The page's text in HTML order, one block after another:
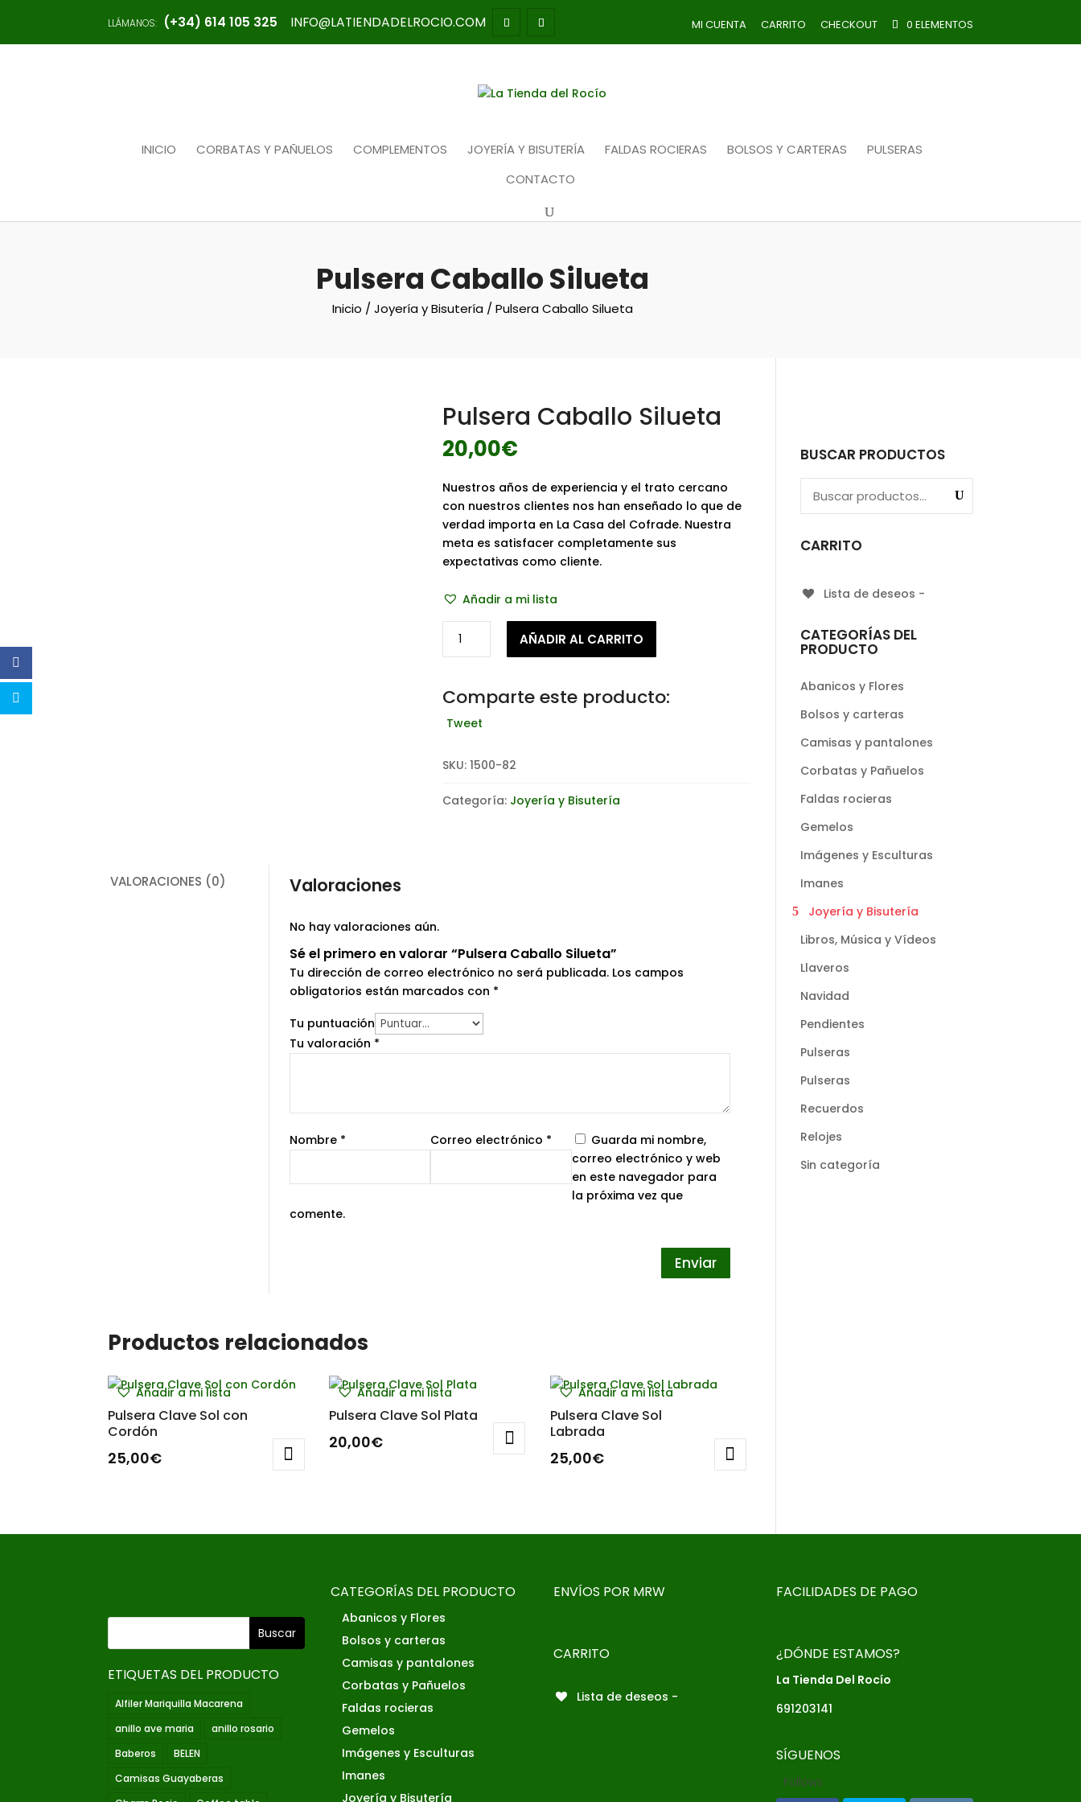
LLÁMANOS: (+34) 614 105 325 INFO@LATIENDADELROCIO.COM MI CUENTA CARRITO CHECKOUT 0 ELEMENTOS
INICIO CORBATAS Y PAÑUELOS COMPLEMENTOS JOYERÍA Y BISUTERÍA FALDAS ROCIERAS BOLSOS Y CARTERAS
PULSERAS
CONTACTO
Pulsera Caballo Silueta
Inicio /Joyería y Bisutería / Pulsera Caballo Silueta
Pulsera Caballo Silueta
20,00€
Nuestros años de experiencia y el trato cercano
con nuestros clientes nos han enseñado lo que de
verdad importa en La Casa del Cofrade. Nuestra
meta es satisfacer completamente sus
expectativas como cliente.
Añadir a mi lista
Caballo
AÑADIR AL CARRITO
Comparte este producto:
Tweet
SKU: 1500-82
Categoría: Joyería y Bisutería
VALORACIONES (0) Valoraciones
No hay valoraciones aún.
Sé el primero en valorar “Pulsera Caballo Silueta”
Tu dirección de correo electrónico no será publicada. Los campos
obligatorios están marcados con *
Tu puntuación
Tu valoración *
Nombre * Correo electrónico *
Guarda mi nombre,
correo electrónico y web
en este navegador para
la próxima vez que
comente.
Productos relacionados
Añadir a mi lista
Pulsera Clave Sol con
Cordón
25,00€
Añadir a mi lista
Pulsera Clave Sol Plata
20,00€
Añadir a mi lista
Pulsera Clave Sol
Labrada
25,00€
BUSCAR PRODUCTOS
CARRITO
Lista de deseos -
CATEGORÍAS DEL
PRODUCTO
Abanicos y Flores
Bolsos y carteras
Camisas y pantalones
Corbatas y Pañuelos
Faldas rocieras
Gemelos
Imágenes y Esculturas
Imanes
Joyería y Bisutería
Libros, Música y Vídeos
Llaveros
Navidad
Pendientes
Pulseras
Pulseras
Recuerdos
Relojes
Sin categoría
ETIQUETAS DEL PRODUCTO
Alfiler Mariquilla Macarena
anillo ave maria
anillo rosario
Baberos
BELEN
Camisas Guayaberas
CATEGORÍAS DEL PRODUCTO
Abanicos y Flores
Bolsos y carteras
Camisas y pantalones
Corbatas y Pañuelos
Faldas rocieras
Gemelos
Imágenes y Esculturas
Imanes
Joyería y Bisutería
ENVÍOS POR MRW
CARRITO
Lista de deseos -
FACILIDADES DE PAGO
¿DÓNDE ESTAMOS?
La Tienda Del Rocío
691203141
SÍGUENOS
Follows